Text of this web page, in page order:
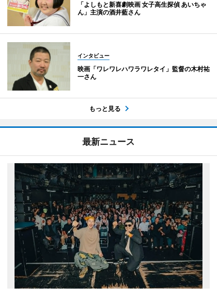
「よしもと新喜劇映画 女子高生探偵 あいちゃ
ん」主演の酒井藍さん
インタビュー
映画「ワレワレハワラワレタイ」監督の木村祐
一さん
もっと見る
最新ニュース